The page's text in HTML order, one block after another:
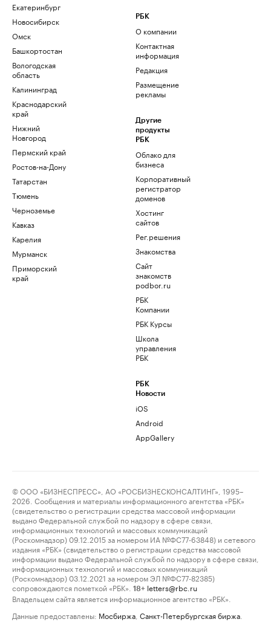
Екатеринбург
Новосибирск
Омск
Башкортостан
Вологодская
область
Калининград
Краснодарский
край
Нижний
Новгород
Пермский край
Ростов-на-Дону
Татарстан
Тюмень
Черноземье
Кавказ
Карелия
Мурманск
Приморский
край
РБК
О компании
Контактная
информация
Редакция
Размещение
рекламы
Другие
продукты
РБК
Облако для
бизнеса
Корпоративный
регистратор
доменов
Хостинг
сайтов
Рег.решения
Знакомства
Сайт
знакомств
podbor.ru
РБК
Компании
РБК Курсы
Школа
управления
РБК
РБК
Новости
iOS
Android
AppGallery
© ООО «БИЗНЕСПРЕСС», АО «РОСБИЗНЕСКОНСАЛТИНГ», 1995–
2026. Сообщения и материалы информационного агентства «РБК»
(свидетельство о регистрации средства массовой информации
выдано Федеральной службой по надзору в сфере связи,
информационных технологий и массовых коммуникаций
(Роскомнадзор) 09.12.2015 за номером ИА №ФС77-63848) и сетевого
издания «РБК» (свидетельство о регистрации средства массовой
информации выдано Федеральной службой по надзору в сфере связи,
информационных технологий и массовых коммуникаций
(Роскомнадзор) 03.12.2021 за номером ЭЛ №ФС77-82385)
сопровождаются пометкой «РБК».
18+ letters@rbc.ru
Владельцем сайта является информационное агентство «РБК».
Данные предоставлены: Мосбиржа Санкт-Петербургская биржа